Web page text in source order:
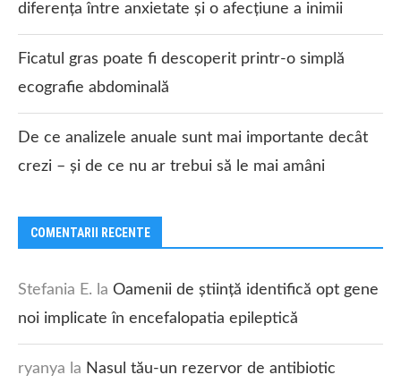
diferența între anxietate și o afecțiune a inimii
Ficatul gras poate fi descoperit printr-o simplă
ecografie abdominală
De ce analizele anuale sunt mai importante decât
crezi – și de ce nu ar trebui să le mai amâni
COMENTARII RECENTE
Stefania E. la Oamenii de știință identifică opt gene
noi implicate în encefalopatia epileptică
ryanya la Nasul tău-un rezervor de antibiotic